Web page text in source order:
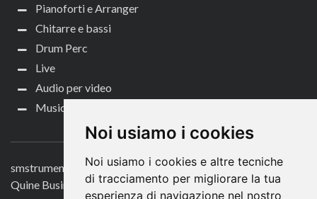
Noi usiamo i cookies
Noi usiamo i cookies e altre tecniche
di tracciamento per migliorare la tua
esperienza di navigazione nel nostro
Pianoforti e Arranger
Chitarre e bassi
Drum Perc
Live
Audio per video
Music Life
CONTATTACI
smstrumentimusicali.it
Quine Business Publisher